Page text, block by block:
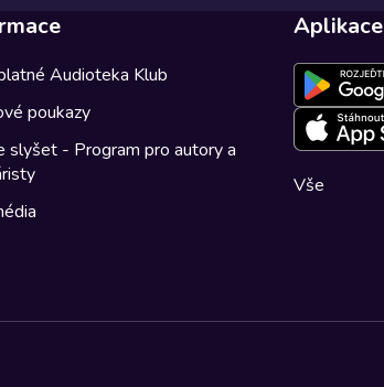
Audioteka Klub
poukazy
slyšet - Program pro autory a
Aplikace
Vše